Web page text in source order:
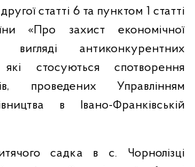
статті 6 та пунктом 1 статті
«Про захист економічної
вигляді антиконкурентних
стосуються спотворення
проведених Управлінням
в Івано-Франківській
садка в с. Чорнолізці